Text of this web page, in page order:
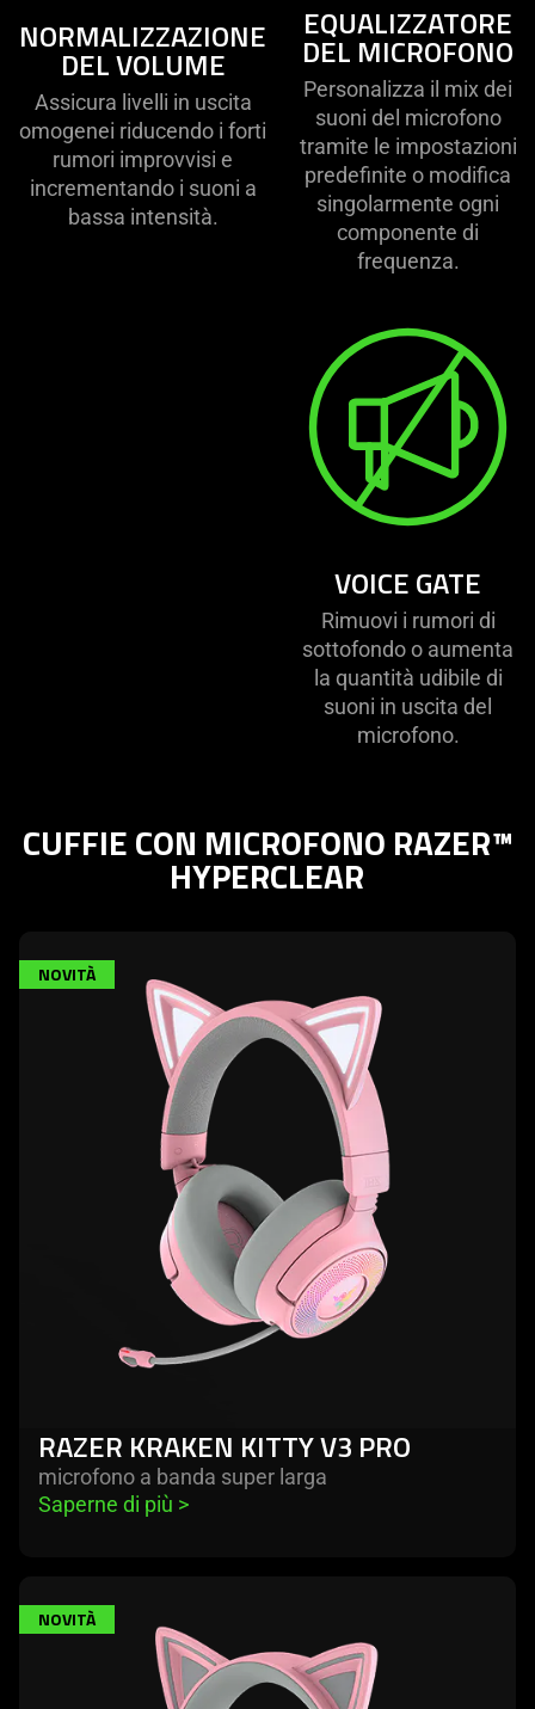
NORMALIZZAZIONE
DEL VOLUME
Assicura livelli in uscita
omogenei riducendo i forti
rumori improvvisi e
incrementando i suoni a
bassa intensità.
EQUALIZZATORE
DEL MICROFONO
Personalizza il mix dei
suoni del microfono
tramite le impostazioni
predefinite o modifica
singolarmente ogni
componente di
frequenza.
VOICE GATE
Rimuovi i rumori di
sottofondo o aumenta
la quantità udibile di
suoni in uscita del
microfono.
CUFFIE CON MICROFONO RAZER™
HYPERCLEAR
NOVITÀ
RAZER KRAKEN KITTY V3 PRO
microfono a banda super larga
Saperne di più >
NOVITÀ